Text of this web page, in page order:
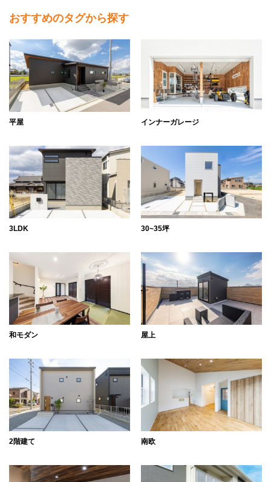
おすすめのタグから探す
平屋 インナーガレージ
3LDK 30~35坪
和モダン 屋上
2階建て 南欧